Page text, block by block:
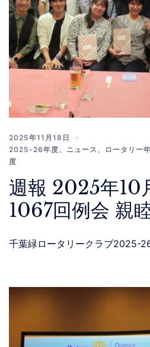
2025年11月18日
2025-26年度、 ニュース 、 ロータリー
度
週報 2025年10
1067回例会 親
千葉緑ロータリークラブ2025-